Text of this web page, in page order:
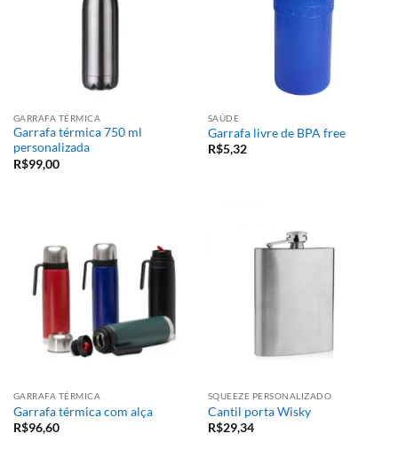
GARRAFA TÉRMICA
Garrafa térmica 750 ml
personalizada
R$99,00
SAÚDE
Garrafa livre de BPA free
R$5,32
GARRAFA TÉRMICA
Garrafa térmica com alça
R$96,60
SQUEEZE PERSONALIZADO
Cantil porta Wisky
R$29,34